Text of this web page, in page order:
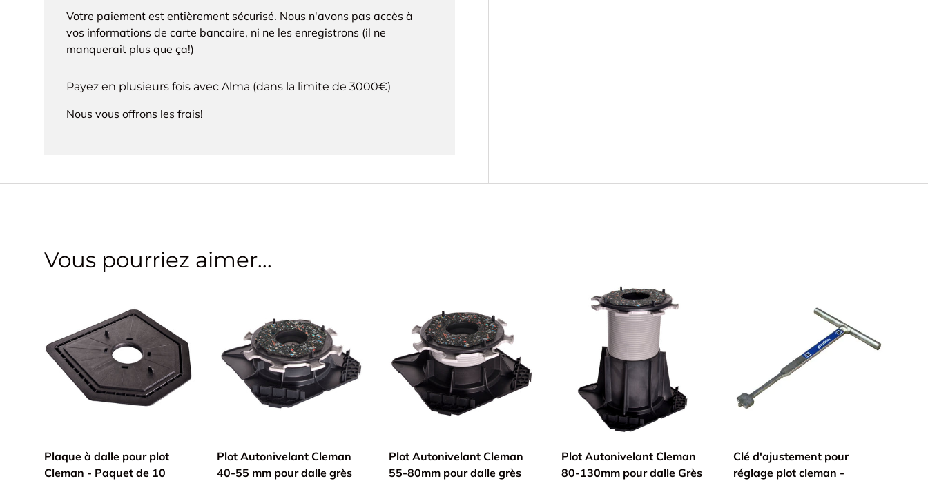
Votre paiement est entièrement sécurisé. Nous n'avons pas accès à
vos informations de carte bancaire, ni ne les enregistrons (il ne
manquerait plus que ça!)
Payez en plusieurs fois avec Alma (dans la limite de 3000€)
Nous vous offrons les frais!
Vous pourriez aimer...
Plaque à dalle pour plot
Cleman - Paquet de 10
Plot Autonivelant Cleman
40-55 mm pour dalle grès
Plot Autonivelant Cleman
55-80mm pour dalle grès
Plot Autonivelant Cleman
80-130mm pour dalle Grès
Clé d'ajustement pour
réglage plot cleman -